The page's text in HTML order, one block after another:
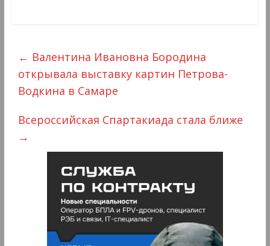
← Валентина Ивановна Бородина
открывала выставку картин Петрова-
Водкина в Самаре
Всероссийская Спартакиада стала ближе
→